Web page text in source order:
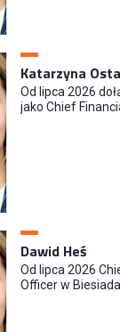
Katarzyna
Od lipca 2026
jako Chief
Dawid Heś
Od lipca 2026
Officer w